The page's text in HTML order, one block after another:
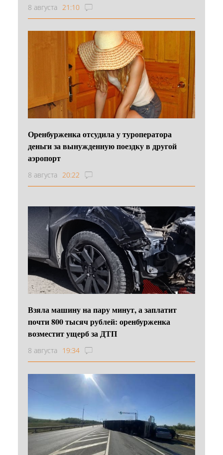
8 августа 21:10
Оренбурженка отсудила у туроператора
деньги за вынужденную поездку в другой
аэропорт
8 августа 20:22
Взяла машину на пару минут, а заплатит
почти 800 тысяч рублей: оренбурженка
возместит ущерб за ДТП
8 августа 19:34